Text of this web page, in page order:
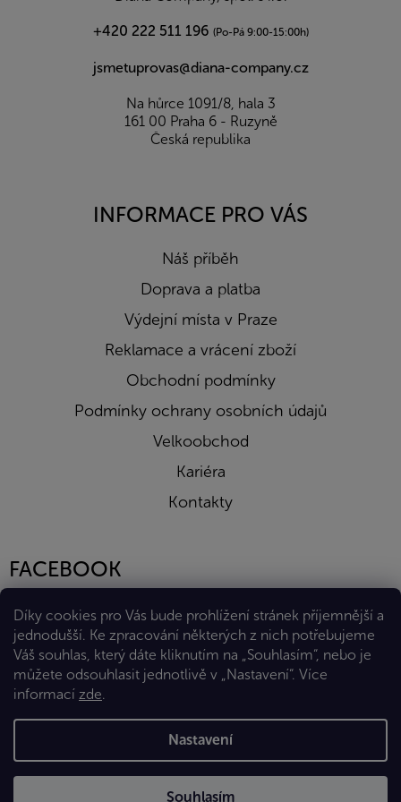
Díky cookies pro Vás bude prohlížení stránek příjemnější a
jednodušší. Ke zpracování některých z nich potřebujeme
Váš souhlas, který dáte kliknutím na „Souhlasím“, nebo je
můžete odsouhlasit jednotlivě v „Nastavení“. Více
informací zde.
Nastavení
Souhlasím
+420 222 511 196 (Po-Pá 9:00-15:00h)
jsmetuprovas@diana-company.cz
Na hůrce 1091/8, hala 3
161 00 Praha 6 - Ruzyně
Česká republika
INFORMACE PRO VÁS
Náš příběh
Doprava a platba
Výdejní místa v Praze
Reklamace a vrácení zboží
Obchodní podmínky
Podmínky ochrany osobních údajů
Velkoobchod
Kariéra
Kontakty
FACEBOOK
Vytvořil Shoptet Premium
Copyright 2026Eshop Diana Company, spol. s r.o.. Všechna
práva vyhrazena.